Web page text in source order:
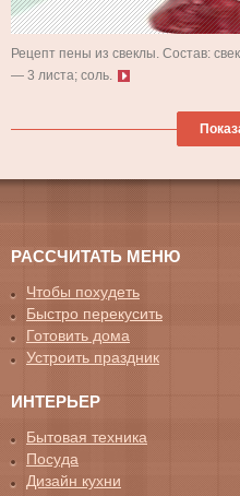
Рецепт пены из свеклы. Состав:
— 3 листа; соль.
РАССЧИТАТЬ МЕНЮ
Чтобы похудеть
Быстро перекусить
Готовить дома
Устроить праздник
ИНТЕРЬЕР
Бытовая техника
Посуда
Дизайн кухни